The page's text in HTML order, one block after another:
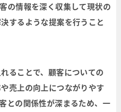
の情報を深く収集して現状の
するような提案を行うこと
ることで、顧客についての
売上の向上につながりやす
との関係性が深まるため、一